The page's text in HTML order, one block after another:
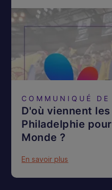
COMMUNIQUÉ DE
D'où viennent
Philadelphie
Monde ?
En savoir plus